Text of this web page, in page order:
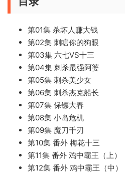
第01集 杀坏人赚大钱
第02集 刺瞎你的狗眼
第03集 六七VS十三
第04集 刺杀最强阿婆
第05集 刺杀美少女
第06集 刺杀杰克船长
第07集 保镖大春
第08集 小岛危机
第09集 魔刀千刃
第10集 番外 梅花十三
第11集 番外 鸡中霸王（上）
第12集 番外 鸡中霸王（中）